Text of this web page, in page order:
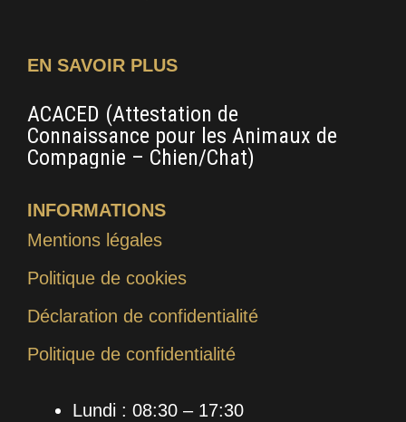
EN SAVOIR PLUS
ACACED (Attestation de
Connaissance pour les Animaux de
Compagnie – Chien/Chat)
INFORMATIONS
Mentions légales
Politique de cookies
Déclaration de confidentialité
Politique de confidentialité
Lundi : 08:30 – 17:30